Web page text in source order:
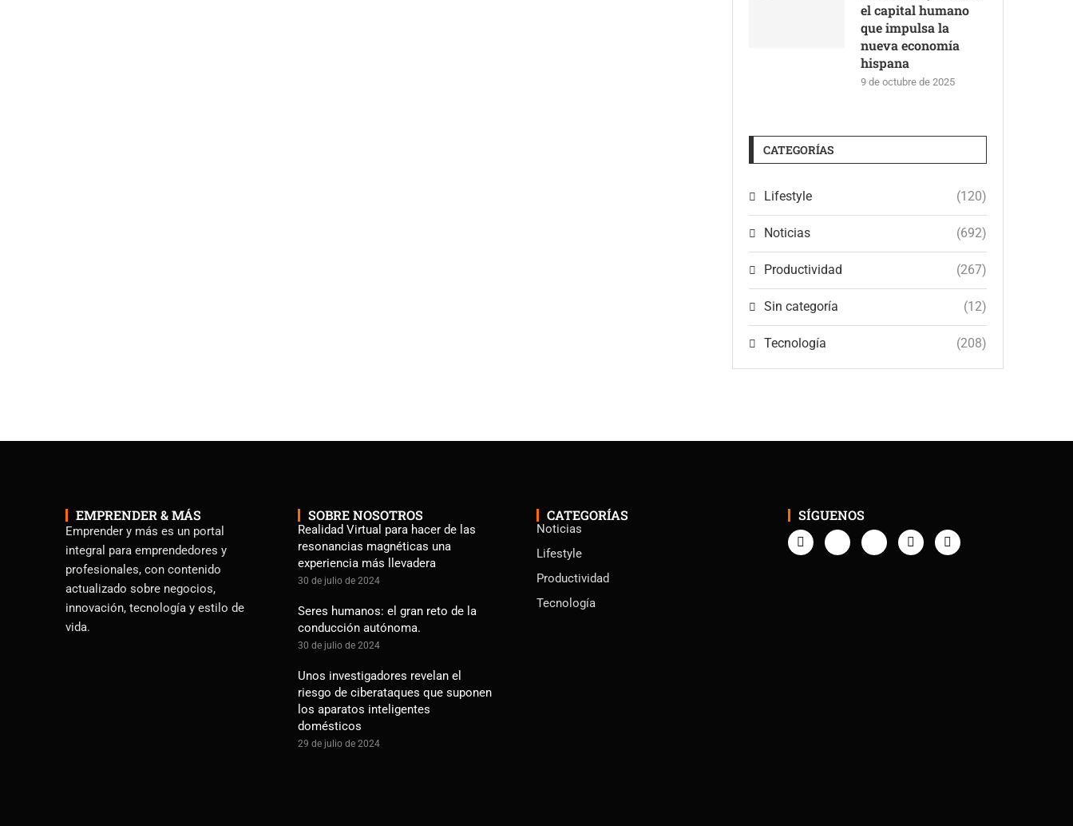
el capital humano
que impulsa la
nueva economía
hispana
9 de octubre de 2025
CATEGORÍAS
Lifestyle (120)
Noticias (692)
Productividad (267)
Sin categoría (12)
Tecnología (208)
EMPRENDER & MÁS
Emprender y más es un portal
integral para emprendedores y
profesionales, con contenido
actualizado sobre negocios,
innovación, tecnología y estilo de
vida.
SOBRE NOSOTROS
Realidad Virtual para hacer de las
resonancias magnéticas una
experiencia más llevadera
30 de julio de 2024
Seres humanos: el gran reto de la
conducción autónoma.
30 de julio de 2024
Unos investigadores revelan el
riesgo de ciberataques que suponen
los aparatos inteligentes
domésticos
29 de julio de 2024
CATEGORÍAS
Noticias
Lifestyle
Productividad
Tecnología
SÍGUENOS